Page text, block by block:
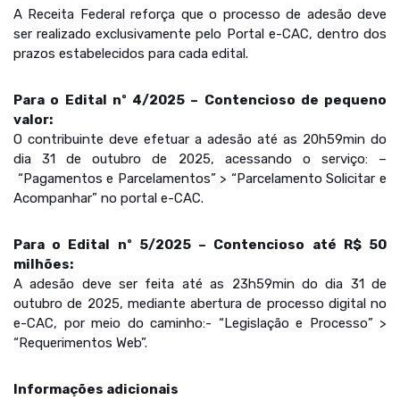
A Receita Federal reforça que o processo de adesão deve
ser realizado exclusivamente pelo Portal e-CAC, dentro dos
prazos estabelecidos para cada edital.
Para o Edital nº 4/2025 – Contencioso de pequeno
valor:
O contribuinte deve efetuar a adesão até as 20h59min do
dia 31 de outubro de 2025, acessando o serviço: –
“Pagamentos e Parcelamentos” > “Parcelamento Solicitar e
Acompanhar” no portal e-CAC.
Para o Edital nº 5/2025 – Contencioso até R$ 50
milhões:
A adesão deve ser feita até as 23h59min do dia 31 de
outubro de 2025, mediante abertura de processo digital no
e-CAC, por meio do caminho:- “Legislação e Processo” >
“Requerimentos Web”.
Informações adicionais